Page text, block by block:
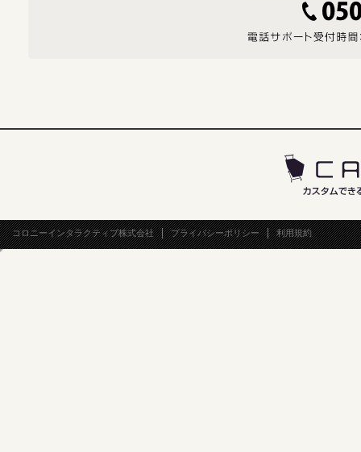
コロニーインタラクティブ株式会社 プライバシーポリシー 利用規約